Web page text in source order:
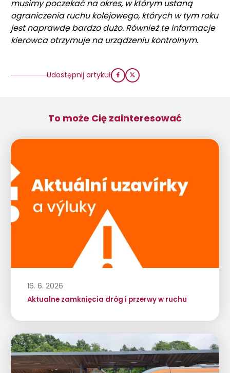
musimy poczekać na okres, w którym ustaną
ograniczenia ruchu kolejowego, których w tym roku
jest naprawdę bardzo dużo. Również te informacje
kierowca otrzymuje na urządzeniu kontrolnym.
Udostępnij artykuł
To może Cię zainteresować
16. 6. 2026
Aktualne zamknięcia dróg i przerwy w ruchu